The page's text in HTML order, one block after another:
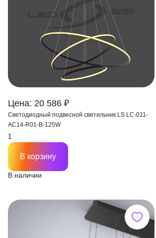
Цена: 20 586 ₽
Светодиодный подвесной светильник LS LC-011-
AC14-R01-B-125W
В наличии
В корзину